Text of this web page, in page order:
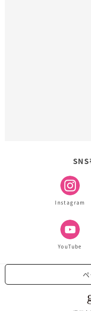
SNS
Instagram
YouTube